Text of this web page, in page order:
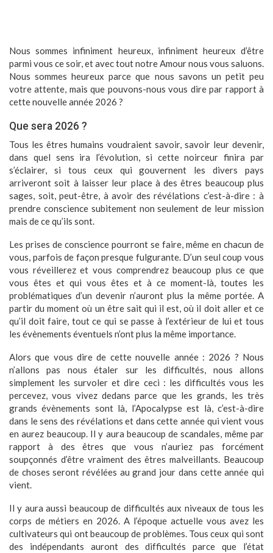
Nous sommes infiniment heureux, infiniment heureux d’être
parmi vous ce soir, et avec tout notre Amour nous vous saluons.
Nous sommes heureux parce que nous savons un petit peu
votre attente, mais que pouvons-nous vous dire par rapport à
cette nouvelle année 2026 ?
Que sera 2026 ?
Tous les êtres humains voudraient savoir, savoir leur devenir,
dans quel sens ira l’évolution, si cette noirceur finira par
s’éclairer, si tous ceux qui gouvernent les divers pays
arriveront soit à laisser leur place à des êtres beaucoup plus
sages, soit, peut-être, à avoir des révélations c’est-à-dire : à
prendre conscience subitement non seulement de leur mission
mais de ce qu’ils sont.
Les prises de conscience pourront se faire, même en chacun de
vous, parfois de façon presque fulgurante. D’un seul coup vous
vous réveillerez et vous comprendrez beaucoup plus ce que
vous êtes et qui vous êtes et à ce moment-là, toutes les
problématiques d’un devenir n’auront plus la même portée. A
partir du moment où un être sait qui il est, où il doit aller et ce
qu’il doit faire, tout ce qui se passe à l’extérieur de lui et tous
les évènements éventuels n’ont plus la même importance.
Alors que vous dire de cette nouvelle année : 2026 ? Nous
n’allons pas nous étaler sur les difficultés, nous allons
simplement les survoler et dire ceci : les difficultés vous les
percevez, vous vivez dedans parce que les grands, les très
grands évènements sont là, l’Apocalypse est là, c’est-à-dire
dans le sens des révélations et dans cette année qui vient vous
en aurez beaucoup. Il y aura beaucoup de scandales, même par
rapport à des êtres que vous n’auriez pas forcément
soupçonnés d’être vraiment des êtres malveillants. Beaucoup
de choses seront révélées au grand jour dans cette année qui
vient.
Il y aura aussi beaucoup de difficultés aux niveaux de tous les
corps de métiers en 2026. A l’époque actuelle vous avez les
cultivateurs qui ont beaucoup de problèmes. Tous ceux qui sont
des indépendants auront des difficultés parce que l’état